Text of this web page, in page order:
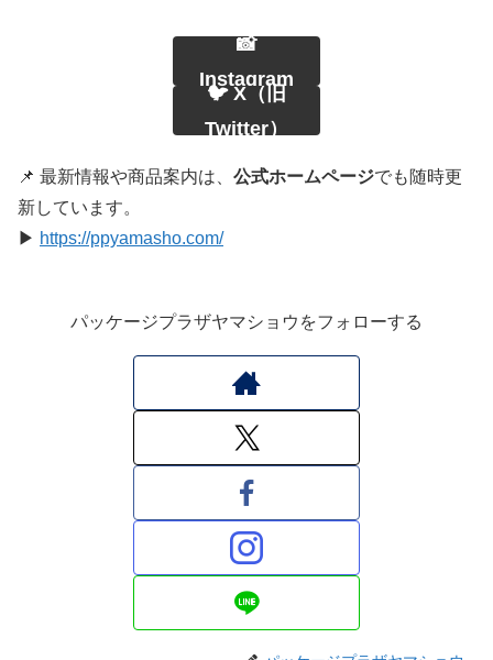
📸
Instagram
🐦 X（旧
Twitter）
📌 最新情報や商品案内は、 公式ホームページでも随時更
新しています。
▶ https://ppyamasho.com/
パッケージプラザヤマショウをフォローする